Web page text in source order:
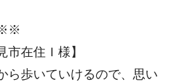
※※
在住Ｉ様】
ら歩いていけるので、思い